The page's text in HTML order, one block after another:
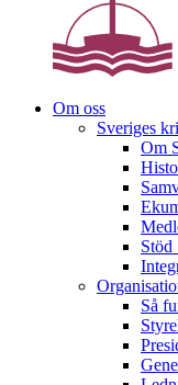
Om oss
Sveriges
Om
Stöd
Så